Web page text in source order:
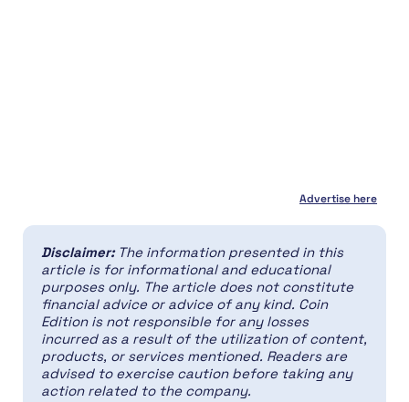
Advertise here
Disclaimer: The information presented in this
article is for informational and educational
purposes only. The article does not constitute
financial advice or advice of any kind. Coin
Edition is not responsible for any losses
incurred as a result of the utilization of content,
products, or services mentioned. Readers are
advised to exercise caution before taking any
action related to the company.